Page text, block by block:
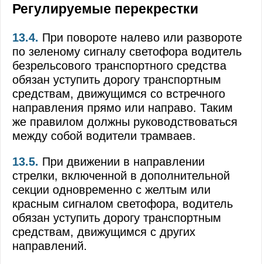
Перевозка грузов
Дополнительные требования к движению
Дополнительные требования к движению
Нормы времени управления транспортным
Регулируемые перекрестки
13.4. При повороте налево или развороте
по зеленому сигналу светофора водитель
безрельсового транспортного средства
обязан уступить дорогу транспортным
средствам, движущимся со встречного
направления прямо или направо. Таким
же правилом должны руководствоваться
между собой водители трамваев.
13.5. При движении в направлении
стрелки, включенной в дополнительной
секции одновременно с желтым или
красным сигналом светофора, водитель
обязан уступить дорогу транспортным
средствам, движущимся с других
направлений.